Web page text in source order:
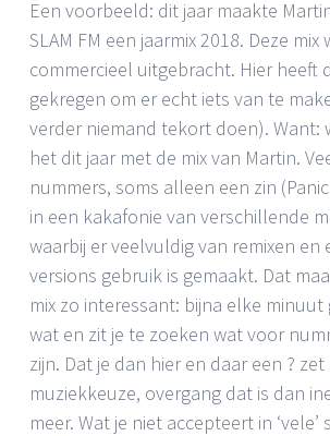
Een voorbeeld: dit jaar maakte
SLAM FM een jaarmix 2018. Deze
commercieel uitgebracht. Hier heeft
gekregen om er echt iets van te
verder niemand tekort doen). Want:
het dit jaar met de mix van Martin.
nummers, soms alleen een zin
in een kakafonie van verschillende
waarbij er veelvuldig van remixen en
versions gebruik is gemaakt. Dat
mix zo interessant: bijna elke
wat en zit je te zoeken wat voor
zijn. Dat je dan hier en daar een ? zet
muziekkeuze, overgang dat is dan
meer. Wat je niet accepteert in ‘vele’